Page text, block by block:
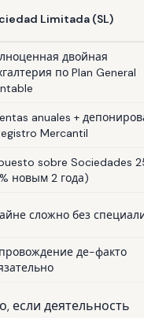
Limitada (SL)
двойная
по Plan General
anuales +
Mercantil
sobre Sociedades
новым 2 года)
сложно без
де-факто
если деятельность